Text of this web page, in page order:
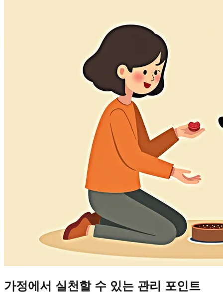
가정에서 실천할 수 있는 관리 포인트